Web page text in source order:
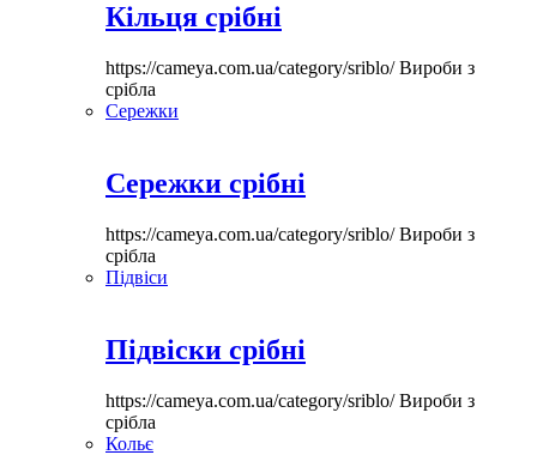
Кільця срібні
https://cameya.com.ua/category/sriblo/Вироби з
срібла
Сережки
Сережки срібні
https://cameya.com.ua/category/sriblo/Вироби з
срібла
Підвіси
Підвіски срібні
https://cameya.com.ua/category/sriblo/Вироби з
срібла
Кольє